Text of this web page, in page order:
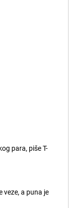
para, piše T-
a puna je